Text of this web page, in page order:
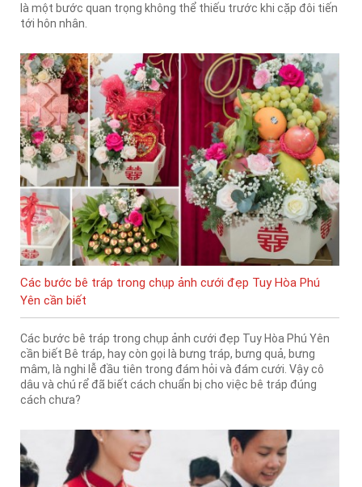
là một bước quan trọng không thể thiếu trước khi cặp đôi tiến
tới hôn nhân.
Các bước bê tráp trong chụp ảnh cưới đẹp Tuy Hòa Phú
Yên cần biết
Các bước bê tráp trong chụp ảnh cưới đẹp Tuy Hòa Phú Yên
cần biết Bê tráp, hay còn gọi là bưng tráp, bưng quả, bưng
mâm, là nghi lễ đầu tiên trong đám hỏi và đám cưới. Vậy cô
dâu và chú rể đã biết cách chuẩn bị cho việc bê tráp đúng
cách chưa?